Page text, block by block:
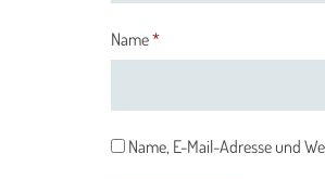
Name*
Name, E-Mail-Adresse und